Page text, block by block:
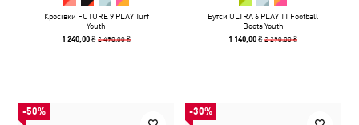
Кросівки FUTURE 9 PLAY Turf
Youth
1 240,00 ₴2 490,00 ₴
Бутси ULTRA 6 PLAY TT Football
Boots Youth
1 140,00 ₴2 290,00 ₴
-50% -30%